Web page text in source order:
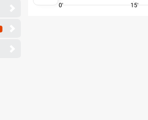
0' 15'